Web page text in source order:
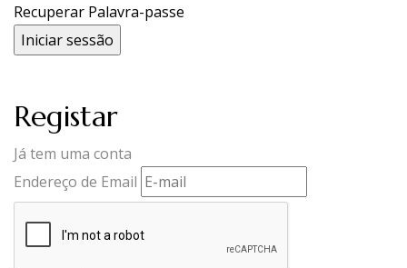
Recuperar Palavra-passe
Registar
Já tem uma conta
Endereço de Email